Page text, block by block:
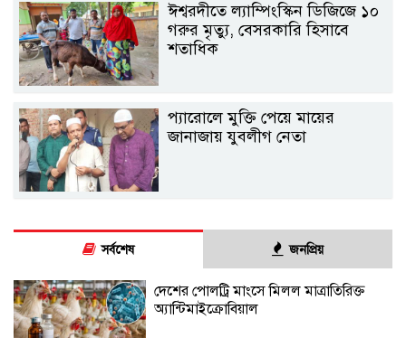
ঈশ্বরদীতে ল্যাম্পিংস্কিন ডিজিজে ১০
গরুর মৃত্যু, বেসরকারি হিসাবে
শতাধিক
প্যারোলে মুক্তি পেয়ে মায়ের
জানাজায় যুবলীগ নেতা
সর্বশেষ জনপ্রিয়
দেশের পোলট্রি মাংসে মিলল মাত্রাতিরিক্ত
অ্যান্টিমাইক্রোবিয়াল